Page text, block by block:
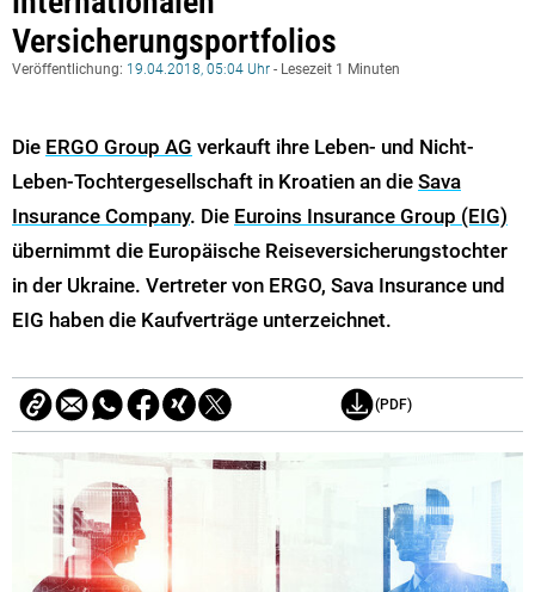
Versicherungsportfolios
Veröffentlichung: 19.04.2018, 05:04 Uhr - Lesezeit 1 Minuten
Die ERGO Group AG verkauft ihre Leben- und Nicht-
Leben-Tochtergesellschaft in Kroatien an die Sava
Insurance Company. Die Euroins Insurance Group (EIG)
übernimmt die Europäische Reiseversicherungstochter
in der Ukraine. Vertreter von ERGO, Sava Insurance und
EIG haben die Kaufverträge unterzeichnet.
(PDF)